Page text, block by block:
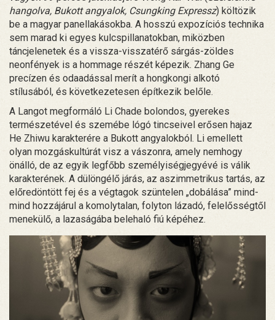
hangolva, Bukott angyalok, Csungking Expressz) költözik
be a magyar panellakásokba. A hosszú expozíciós technika
sem marad ki egyes kulcspillanatokban, miközben
táncjelenetek és a vissza-visszatérő sárgás-zöldes
neonfények is a hommage részét képezik. Zhang Ge
precízen és odaadással merít a hongkongi alkotó
stílusából, és következetesen építkezik belőle.
A Langot megformáló Li Chade bolondos, gyerekes
természetével és szemébe lógó tincseivel erősen hajaz
He Zhiwu karakterére a Bukott angyalokból. Li emellett
olyan mozgáskultúrát visz a vászonra, amely nemhogy
önálló, de az egyik legfőbb személyiségjegyévé is válik
karakterének. A dülöngélő járás, az aszimmetrikus tartás, az
előredöntött fej és a végtagok szüntelen „dobálása” mind-
mind hozzájárul a komolytalan, folyton lázadó, felelősségtől
menekülő, a lazaságába belehaló fiú képéhez.